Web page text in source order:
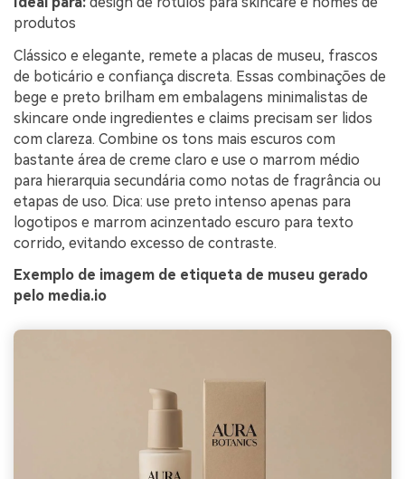
produtos
Clássico e elegante, remete a placas de museu, frascos
de boticário e confiança discreta. Essas combinações de
bege e preto brilham em embalagens minimalistas de
skincare onde ingredientes e claims precisam ser lidos
com clareza. Combine os tons mais escuros com
bastante área de creme claro e use o marrom médio
para hierarquia secundária como notas de fragrância ou
etapas de uso. Dica: use preto intenso apenas para
logotipos e marrom acinzentado escuro para texto
corrido, evitando excesso de contraste.
Exemplo de imagem de etiqueta de museu gerado
pelo media.io